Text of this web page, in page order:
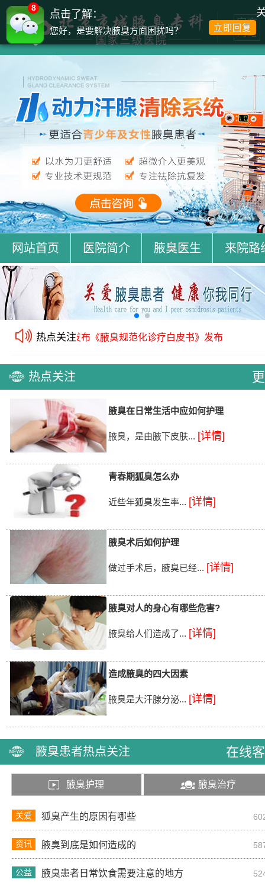
网站首页 医院简介 腋臭医生 来院路
热点关注
诊疗白皮书》发布《腋臭规范化诊疗白皮书》发布
热点关注
腋臭在日常生活中应如何护理
腋臭，是由腋下皮肤... [详情]
青春期狐臭怎么办
近些年狐臭发生率... [详情]
腋臭术后如何护理
做过手术后，腋臭已经... [详情]
腋臭对人的身心有哪些危害?
腋臭给人们造成了... [详情]
造成腋臭的四大因素
腋臭是大汗腺分泌... [详情]
腋臭患者热点关注 在线
腋臭护理 腋臭治疗
关爱 狐臭产生的原因有哪些
资讯 腋臭到底是如何造成的
公益 腋臭患者日常饮食需要注意的地方
8
点击了解：
您好，是要解决腋臭方面困扰吗？ 立即回复